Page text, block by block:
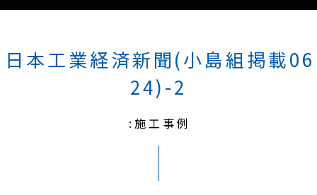
日本工業経済新聞(小島組掲載06
24)-2
:施工事例